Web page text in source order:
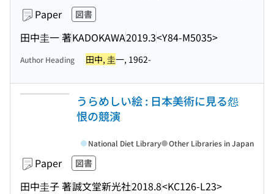
Paper 図書
田中圭一 著KADOKAWA2019.3<Y84-M5035>
Author Heading 田中, 圭一, 1962-
うらめしい絵 : 日本美術に見る怨
恨の競演
Paper 図書
田中圭子 著誠文堂新光社2018.8<KC126-L23>
National Diet Library Other Libraries in Japan